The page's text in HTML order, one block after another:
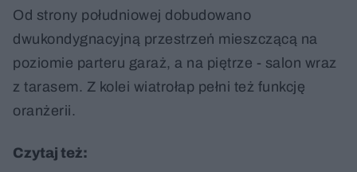
Od strony południowej dobudowano
dwukondygnacyjną przestrzeń mieszczącą na
poziomie parteru garaż, a na piętrze - salon wraz
z tarasem. Z kolei wiatrołap pełni też funkcję
oranżerii.
Czytaj też: